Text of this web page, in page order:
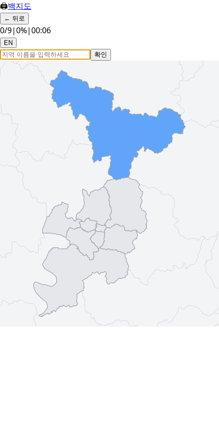
🖨백지도
← 뒤로
0/9|0%|00:07
EN
확인